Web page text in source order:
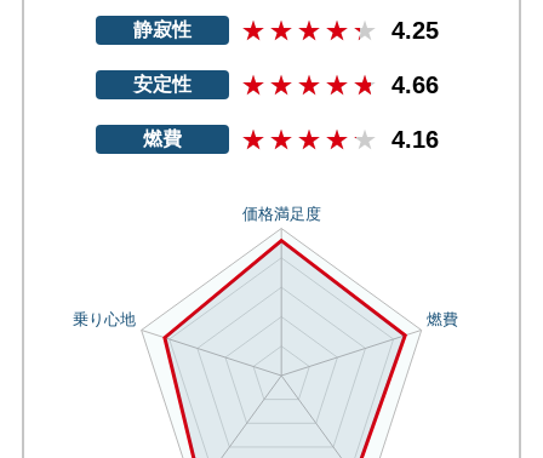
静寂性 4.25
安定性 4.66
燃費 4.16